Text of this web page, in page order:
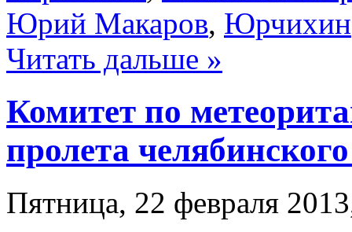
Юрий Макаров, Юрчихин
Читать дальше »
Комитет по
пролета
Пятница, 22 февраля